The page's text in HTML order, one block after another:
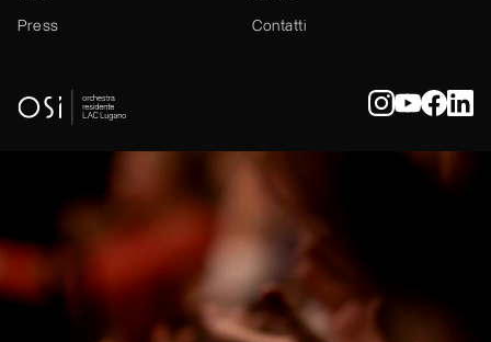
Press Contatti